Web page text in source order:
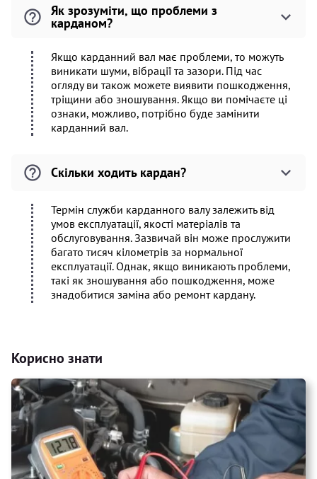
Як зрозуміти, що проблеми з
карданом?
Якщо карданний вал має проблеми, то можуть
виникати шуми, вібрації та зазори. Під час
огляду ви також можете виявити пошкодження,
тріщини або зношування. Якщо ви помічаєте ці
ознаки, можливо, потрібно буде замінити
карданний вал.
Скільки ходить кардан?
Термін служби карданного валу залежить від
умов експлуатації, якості матеріалів та
обслуговування. Зазвичай він може прослужити
багато тисяч кілометрів за нормальної
експлуатації. Однак, якщо виникають проблеми,
такі як зношування або пошкодження, може
знадобитися заміна або ремонт кардану.
Корисно знати